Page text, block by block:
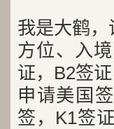
我是大鹤
方位、入
证，B2签
申请美国
签，K1签